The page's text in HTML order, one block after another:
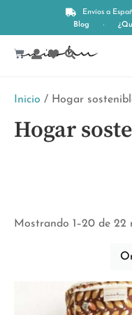
Envíos a
Blog
Inicio / Hogar
Hogar
Mostrando 1–20 de 22